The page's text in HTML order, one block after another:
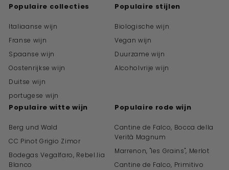
Populaire collecties
Italiaanse wijn
Franse wijn
Spaanse wijn
Oostenrijkse wijn
Duitse wijn
portugese wijn
Populaire stijlen
Biologische wijn
Vegan wijn
Duurzame wijn
Alcoholvrije wijn
Populaire witte wijn
Berg und Wald
CC Pinot Grigio Zimor
Bodegas Vegalfaro, Rebel.lia
Blanco
Populaire rode wijn
Cantine de Falco, Bocca della
Verità Magnum
Marrenon, "les Grains", Merlot
Cantine de Falco, Primitivo